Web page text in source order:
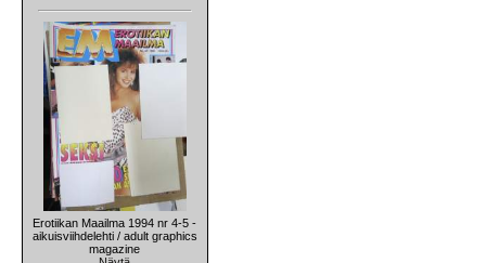
Erotiikan Maailma 1994 nr 4-5 -
aikuisviihdelehti / adult graphics
magazine